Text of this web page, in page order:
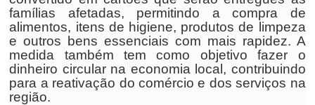
famílias afetadas, permitindo a compra de
alimentos, itens de higiene, produtos de limpeza
e outros bens essenciais com mais rapidez. A
medida também tem como objetivo fazer o
dinheiro circular na economia local, contribuindo
para a reativação do comércio e dos serviços na
região.